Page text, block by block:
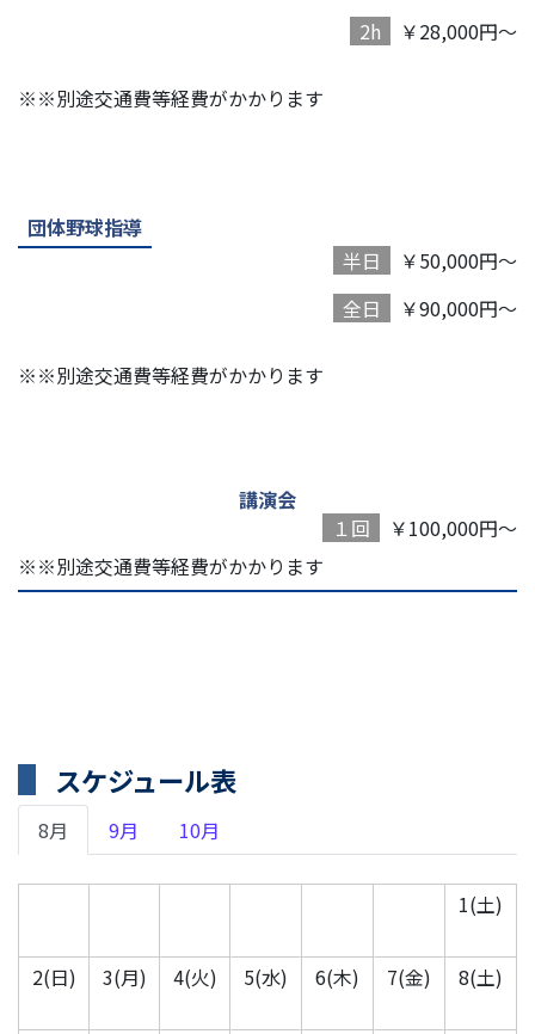
2h
￥28,000円～
※※別途交通費等経費がかかります
団体野球指導
半日
￥50,000円～
全日
￥90,000円～
※※別途交通費等経費がかかります
講演会
１回
￥100,000円～
※※別途交通費等経費がかかります
スケジュール表
8月 9月 10月
1(土)
2(日) 3(月) 4(火) 5(水) 6(木) 7(金) 8(土)